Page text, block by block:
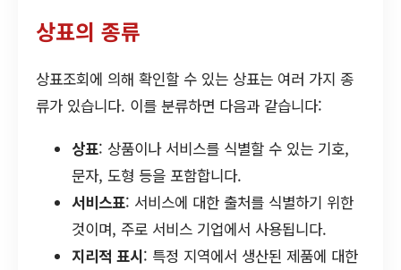
상표의 종류
상표조회에 의해 확인할 수 있는 상표는 여러 가지 종
류가 있습니다. 이를 분류하면 다음과 같습니다:
상표: 상품이나 서비스를 식별할 수 있는 기호,
문자, 도형 등을 포함합니다.
서비스표: 서비스에 대한 출처를 식별하기 위한
것이며, 주로 서비스 기업에서 사용됩니다.
지리적 표시: 특정 지역에서 생산된 제품에 대한